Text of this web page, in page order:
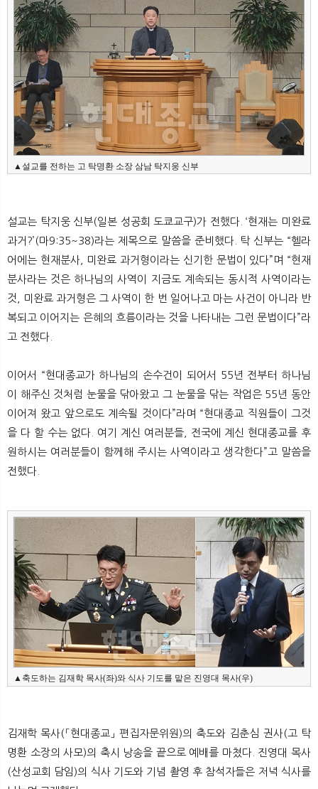
▲설교를 전하는 고 탁명환 소장 삼남 탁지웅 신부
설교는 탁지웅 신부(일본 성공회 도쿄교구)가 전했다. ‘현재는 미완료
과거?’(마9:35~38)라는 제목으로 말씀을 준비했다. 탁 신부는 “헬라
어에는 현재분사, 미완료 과거형이라는 신기한 문법이 있다”며 “현재
분사라는 것은 하나님의 사역이 지금도 계속되는 동시적 사역이라는
것, 미완료 과거형은 그 사역이 한 번 일어나고 마는 사건이 아니라 반
복되고 이어지는 은혜의 흐름이라는 것을 나타내는 그런 문법이다”라
고 전했다.
이어서 “현대종교가 하나님의 손수건이 되어서 55년 전부터 하나님
이 해주신 것처럼 눈물을 닦아왔고 그 눈물을 닦는 작업은 55년 동안
이어져 왔고 앞으로도 계속될 것이다”라며 “현대종교 직원들이 그것
을 다 할 수는 없다. 여기 계신 여러분들, 전국에 계신 현대종교를 후
원하시는 여러분들이 함께해 주시는 사역이라고 생각한다”고 말씀을
전했다.
▲축도하는 김재학 목사(좌)와 식사 기도를 맡은 진영대 목사(우)
김재학 목사(「현대종교」 편집자문위원)의 축도와 김춘심 권사(고 탁
명환 소장의 사모)의 축시 낭송을 끝으로 예배를 마쳤다. 진영대 목사
(산성교회 담임)의 식사 기도와 기념 촬영 후 참석자들은 저녁 식사를